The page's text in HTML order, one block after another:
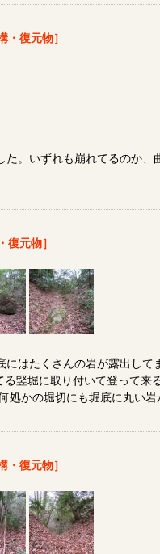
・復元物］
た。いずれも崩れてるのか、
復元物］
はたくさんの岩が露出して
竪堀に取り付いて登って来
処かの堀切にも堀底に丸い岩
・復元物］